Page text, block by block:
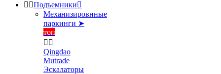
 Подъемники
Механизировнные
паркинги ➤
топ
 
Qingdao
Mutrade
Эскалаторы